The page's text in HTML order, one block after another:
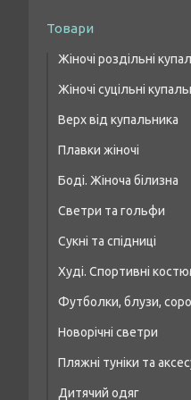
Товари
Жіночі роздільні
Купальники бікіні
Купальники з
Купальники бандо
Купальники топи/
Купальники на
Жіночі суцільні
Верх від купальника
Плавки жіночі
Боді. Жіноча білизна
Светри та гольфи
Сукні та спідниці
Худі. Спортивні
Футболки, блузи,
Новорічні светри
Пляжні туніки та
Дитячий одяг